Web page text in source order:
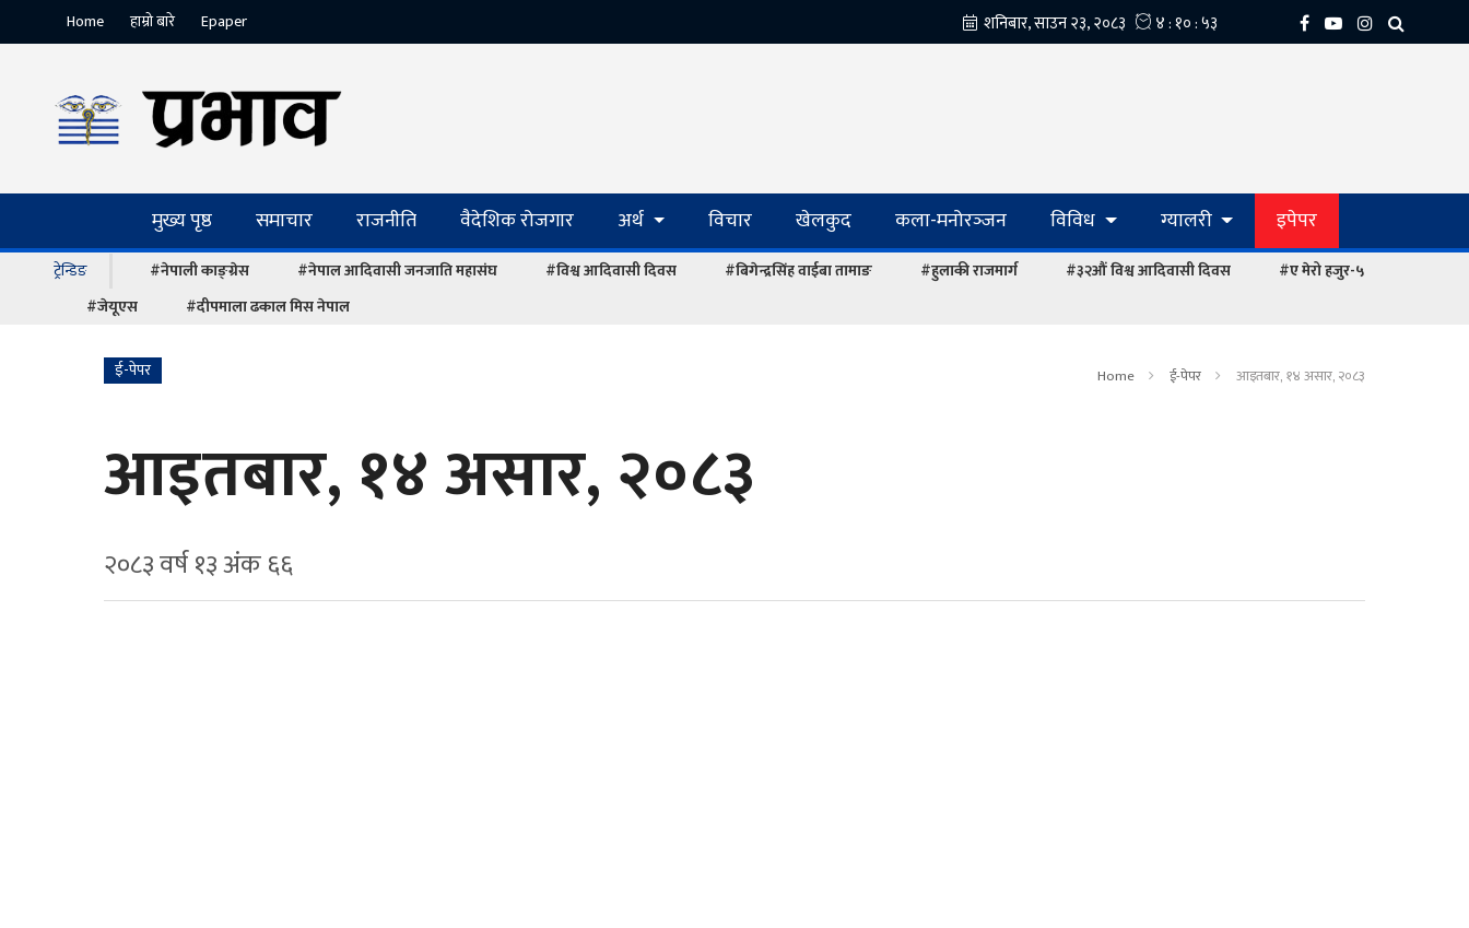
Home हाम्रो बारे Epaper
मुख्य पृष्ठ समाचार राजनीति वैदेशिक रोजगार अर्थ विचार खेलकुद कला-मनोरञ्‍जन विविध ग्यालरी इपेपर
ट्रेन्डिङ #नेपाली काङ्ग्रेस #नेपाल आदिवासी जनजाति महासंघ #विश्व आदिवासी दिवस #बिगेन्द्रसिंह वाईबा तामाङ #हुलाकी राजमार्ग #३२औं विश्व आदिवासी दिवस
#ए मेरो हजुर-५
#जेयूएस
#दीपमाला ढकाल मिस नेपाल
ई-पेपर Home ई-पेपर आइतबार, १४ असार, २०८३
आइतबार, १४ असार, २०८३
२०८३ वर्ष १३ अ‍ंक ६६